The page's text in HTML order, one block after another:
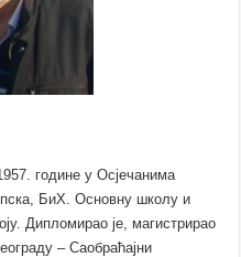
године у Осјечанима
БиХ. Основну школу и
Дипломирао је, магистрирао
– Саобраћајни